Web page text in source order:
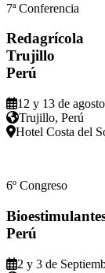
7ª Conferencia
Redagrícola
Trujillo
Perú
12 y 13 de
Trujillo, Perú
Hotel Costa del
6º Congreso
Perú
2 y 3 de